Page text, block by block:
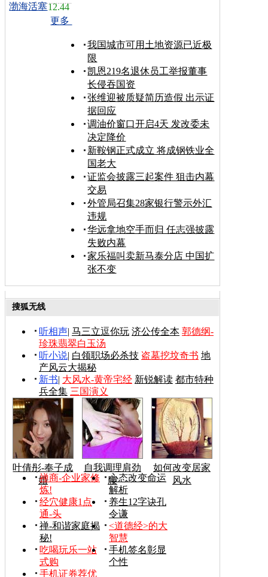
渤海活塞12.44
更多
我国城市可用土地资源已近极
限
凯恩219名退休员工举报董事
长侵吞国资
张维迎被质疑简历造假 出示证
据回应
调油价窗口开启4天 发改委未
决定降价
新鞍钢正式成立 将成钢铁业全
国老大
证监会披露三起案件 狙击内幕
交易
外管局召集28家银行警示外汇
违规
华远拿地空手而归 任志强披露
失败内幕
家乐福叫卖新马泰分店 中国扩
张不变
搜狐无线
听相声| 马三立逗你玩 济公传全本 郭德纲-
珍珠翡翠白玉汤
听小说| 白领职场必杀技 盗墓挖坟奇书 地
产风云大揭秘
新书| 大风水-黄帝宅经 新锐解读 都市特种
兵全集 三国演义
叶倩彤-奉子成
婚
自我调理肩劲
腰
如何改变居家
风水
禅商-企业家修
炼!
心态改变命运
解析
经穴健康1点
通-头
养生12字诀孔
令谦
禅-和谐家庭揭
秘!
<道德经>的大
智慧
吃喝玩乐一站
式购
手机签名彰显
个性
手机证券荐优